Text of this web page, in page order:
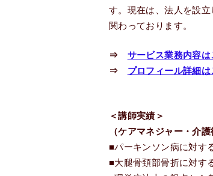
す。現在は、法人を設
関わっております。
⇒ サービス業務内容は
⇒ プロフィール詳細は
＜講師実績＞
（ケアマネジャー・介護
■パーキンソン病に対す
■大腿骨頚部骨折に対す